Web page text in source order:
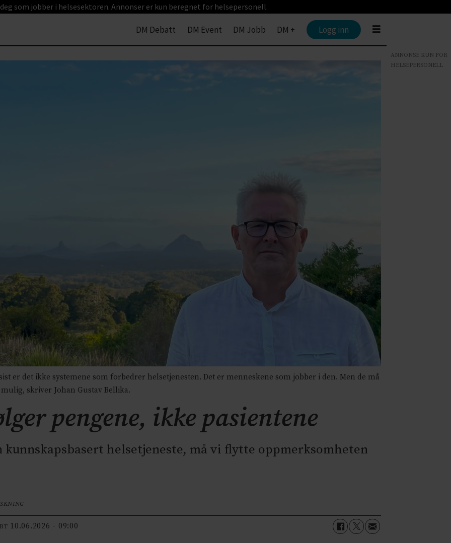
som jobber i helsesektoren. Annonser er kun beregnet for helsepersonell.
DM Debatt DM Event DM Jobb DM + Logg inn
sist er det ikke systemene som forbedrer helsetjenesten. Det er menneskene som jobber i den. Men de må
skriver Johan Gustav Bellika.
pengene, ikke pasientene
kunnskapsbasert helsetjeneste, må vi flytte oppmerksomheten
10.06.2026 - 09:00
ANNONSE KUN FOR
HELSEPERSONELL